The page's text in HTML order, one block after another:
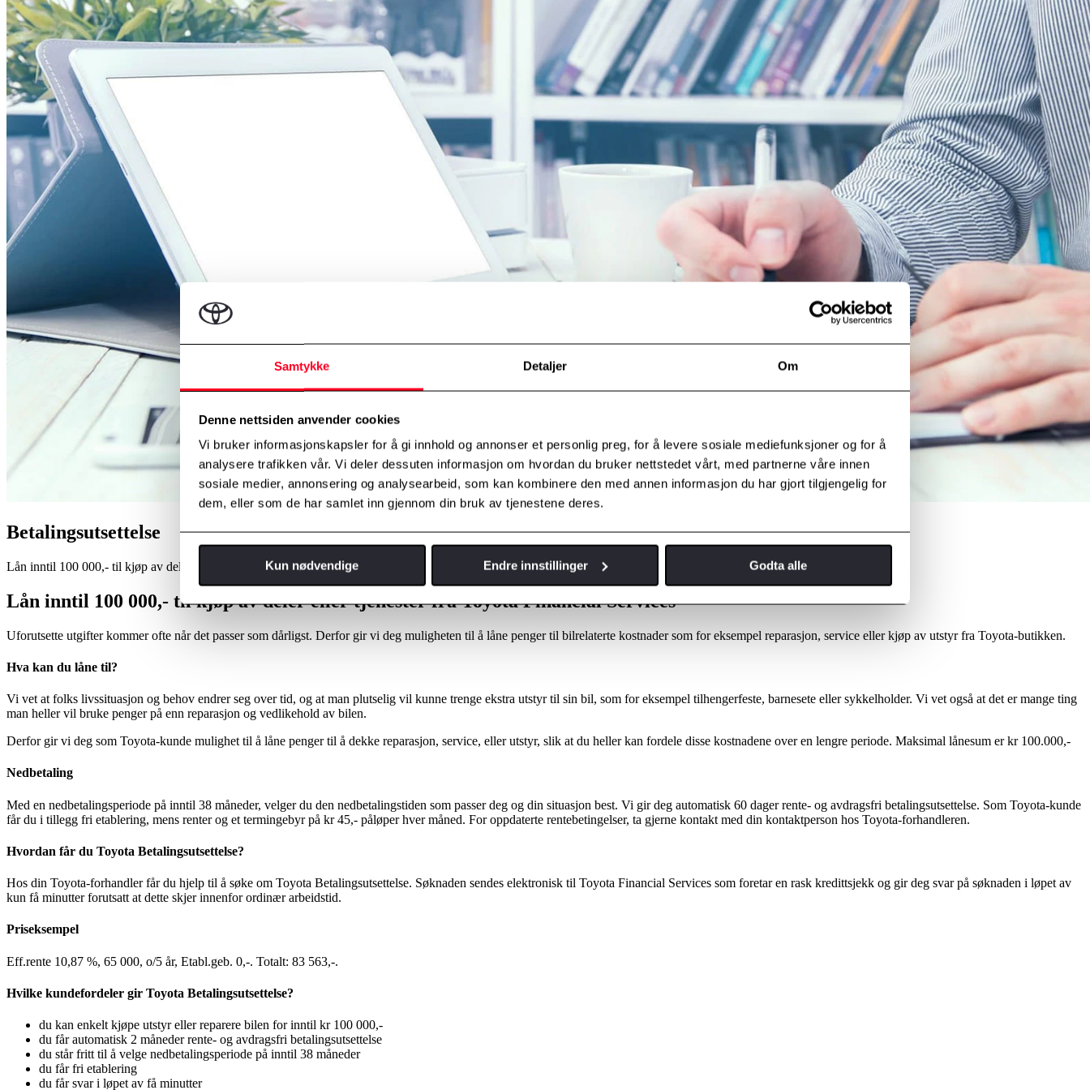
Samtykke Detaljer Om
Denne nettsiden anvender cookies
Vi bruker informasjonskapsler for å gi innhold og annonser et personlig preg, for å levere sosiale mediefunksjoner og for å
analysere trafikken vår. Vi deler dessuten informasjon om hvordan du bruker nettstedet vårt, med partnerne våre innen
sosiale medier, annonsering og analysearbeid, som kan kombinere den med annen informasjon du har gjort tilgjengelig for
dem, eller som de har samlet inn gjennom din bruk av tjenestene deres.
Kun nødvendige Endre innstillinger Godta alle
Betalingsutsettelse
Lån inntil 100 000,- til kjøp av deler eller tjenester fra Toyota Financial Services.
Lån inntil 100 000,- til kjøp av deler eller tjenester fra Toyota Financial Services
Uforutsette utgifter kommer ofte når det passer som dårligst. Derfor gir vi deg muligheten til å låne penger til bilrelaterte kostnader som for eksempel reparasjon, service eller kjøp av utstyr fra Toyota-butikken.
Hva kan du låne til?
Vi vet at folks livssituasjon og behov endrer seg over tid, og at man plutselig vil kunne trenge ekstra utstyr til sin bil, som for eksempel tilhengerfeste, barnesete eller sykkelholder. Vi vet også at det er mange ting
man heller vil bruke penger på enn reparasjon og vedlikehold av bilen.
Derfor gir vi deg som Toyota-kunde mulighet til å låne penger til å dekke reparasjon, service, eller utstyr, slik at du heller kan fordele disse kostnadene over en lengre periode. Maksimal lånesum er kr 100.000,-
Nedbetaling
Med en nedbetalingsperiode på inntil 38 måneder, velger du den nedbetalingstiden som passer deg og din situasjon best. Vi gir deg automatisk 60 dager rente- og avdragsfri betalingsutsettelse. Som Toyota-kunde
får du i tillegg fri etablering, mens renter og et termingebyr på kr 45,- påløper hver måned. For oppdaterte rentebetingelser, ta gjerne kontakt med din kontaktperson hos Toyota-forhandleren.
Hvordan får du Toyota Betalingsutsettelse?
Hos din Toyota-forhandler får du hjelp til å søke om Toyota Betalingsutsettelse. Søknaden sendes elektronisk til Toyota Financial Services som foretar en rask kredittsjekk og gir deg svar på søknaden i løpet av
kun få minutter forutsatt at dette skjer innenfor ordinær arbeidstid.
Priseksempel
Eff.rente 10,87 %, 65 000, o/5 år, Etabl.geb. 0,-. Totalt: 83 563,-.
Hvilke kundefordeler gir Toyota Betalingsutsettelse?
du kan enkelt kjøpe utstyr eller reparere bilen for inntil kr 100 000,-
du får automatisk 2 måneder rente- og avdragsfri betalingsutsettelse
du står fritt til å velge nedbetalingsperiode på inntil 38 måneder
du får fri etablering
du får svar i løpet av få minutter